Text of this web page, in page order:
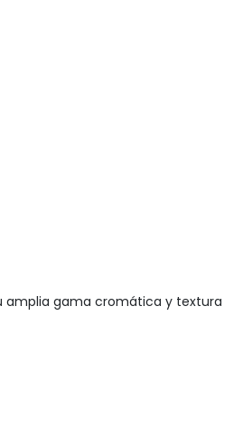
amplia gama cromática y textura